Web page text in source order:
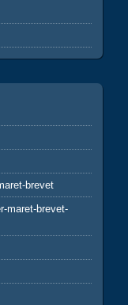
brevet
maret-brevet-